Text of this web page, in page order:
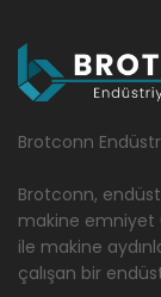
Brotconn
Brotconn,
makine emniyet
ile makine
çalışan bir